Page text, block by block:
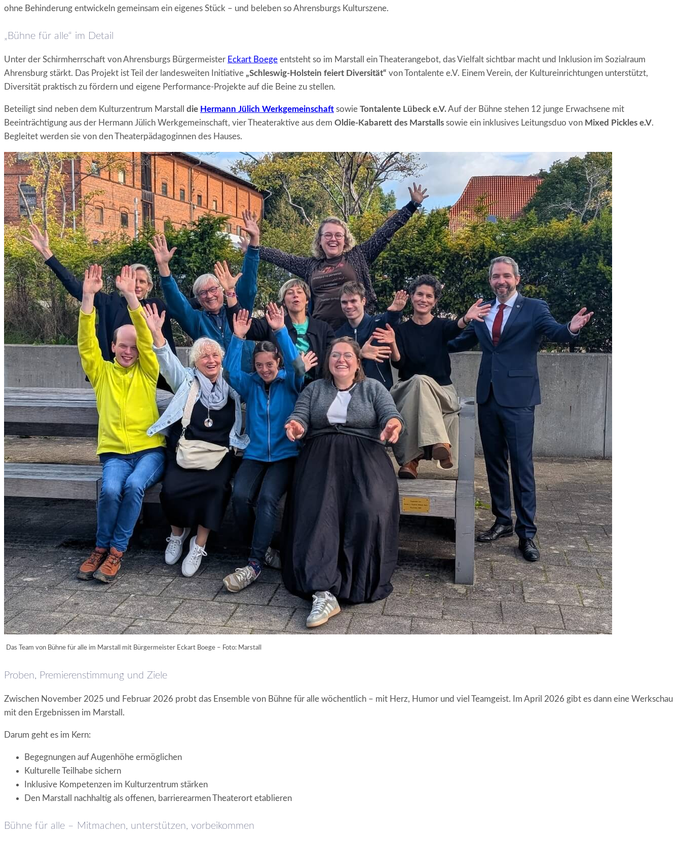
ohne Behinderung entwickeln gemeinsam ein eigenes Stück – und beleben so Ahrensburgs Kulturszene.
„Bühne für alle“ im Detail
Unter der Schirmherrschaft von Ahrensburgs Bürgermeister Eckart Boege entsteht so im Marstall ein Theaterangebot, das Vielfalt sichtbar macht und Inklusion im Sozialraum
Ahrensburg stärkt. Das Projekt ist Teil der landesweiten Initiative „Schleswig-Holstein feiert Diversität“ von Tontalente e.V. Einem Verein, der Kultureinrichtungen unterstützt,
Diversität praktisch zu fördern und eigene Performance-Projekte auf die Beine zu stellen.
Beteiligt sind neben dem Kulturzentrum Marstall die Hermann Jülich Werkgemeinschaft sowie Tontalente Lübeck e.V.Auf der Bühne stehen 12 junge Erwachsene mit
Beeinträchtigung aus der Hermann Jülich Werkgemeinschaft, vier Theateraktive aus dem Oldie-Kabarett des Marstalls sowie ein inklusives Leitungsduo von Mixed Pickles e.V.
Begleitet werden sie von den Theaterpädagoginnen des Hauses.
Das Team von Bühne für alle im Marstall mit Bürgermeister Eckart Boege – Foto: Marstall
Proben, Premierenstimmung und Ziele
Zwischen November 2025 und Februar 2026 probt das Ensemble von Bühne für alle wöchentlich – mit Herz, Humor und viel Teamgeist. Im April 2026 gibt es dann eine Werkschau
mit den Ergebnissen im Marstall.
Darum geht es im Kern:
Begegnungen auf Augenhöhe ermöglichen
Kulturelle Teilhabe sichern
Inklusive Kompetenzen im Kulturzentrum stärken
Den Marstall nachhaltig als offenen, barrierearmen Theaterort etablieren
Bühne für alle – Mitmachen, unterstützen, vorbeikommen